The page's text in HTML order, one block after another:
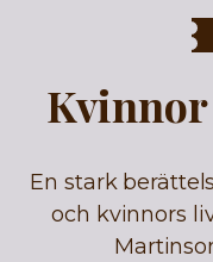
En stark
och kvinnors